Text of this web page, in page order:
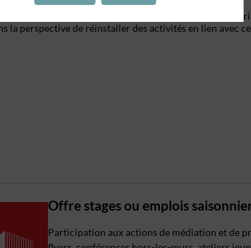
ruralité Aubusson-Felletin-Sud Creuse, en
la perspective de réinstaller des activités en lien avec ce
Offre stages ou emplois
Participation aux actions de médiation et de